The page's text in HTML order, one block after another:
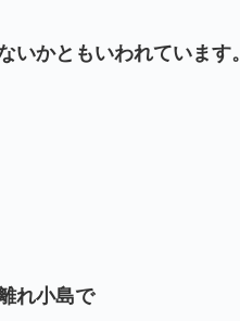
かともいわれています。
れ小島で